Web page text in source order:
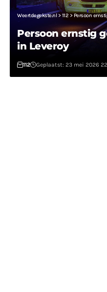
Weertdegekste.nl> 112 > Persoon
Persoon ernstig
in Leveroy
112 Geplaatst: 23 mei 2026